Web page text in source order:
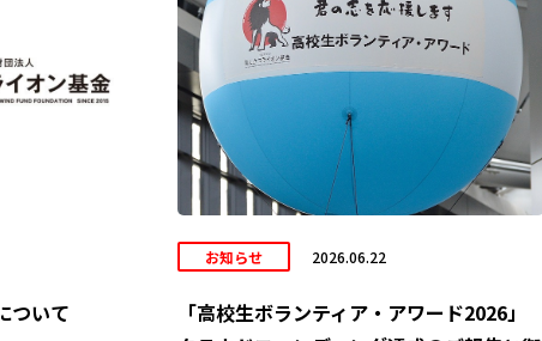
ついて
お知らせ 2026.06.22
「高校生ボランティア・アワード2026」